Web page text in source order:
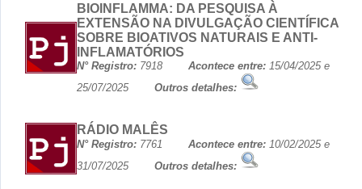
BIOINFLAMMA: DA PESQUISA À
EXTENSÃO NA DIVULGAÇÃO CIENTÍFICA
SOBRE BIOATIVOS NATURAIS E ANTI-
INFLAMATÓRIOS
N° Registro: 7918 Acontece entre: 15/04/2025 e
25/07/2025 Outros detalhes:
RÁDIO MALÊS
N° Registro: 7761 Acontece entre: 10/02/2025 e
31/07/2025 Outros detalhes: